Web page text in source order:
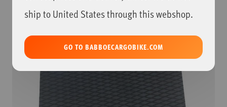
afbeeldingen-
gallerij
ship to United States through this webshop.
GO TO BABBOECARGOBIKE.COM